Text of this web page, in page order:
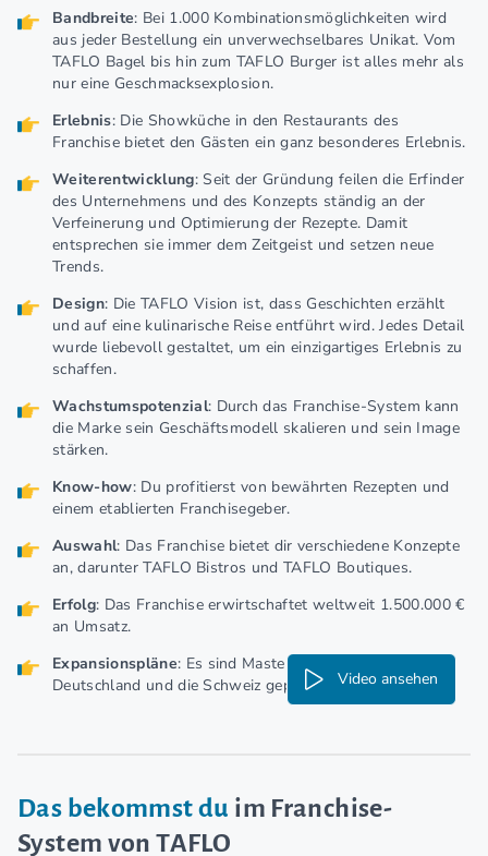
Bandbreite: Bei 1.000 Kombinationsmöglichkeiten wird
aus jeder Bestellung ein unverwechselbares Unikat. Vom
TAFLO Bagel bis hin zum TAFLO Burger ist alles mehr als
nur eine Geschmacksexplosion.
Erlebnis: Die Showküche in den Restaurants des
Franchise bietet den Gästen ein ganz besonderes Erlebnis.
Weiterentwicklung: Seit der Gründung feilen die Erfinder
des Unternehmens und des Konzepts ständig an der
Verfeinerung und Optimierung der Rezepte. Damit
entsprechen sie immer dem Zeitgeist und setzen neue
Trends.
Design: Die TAFLO Vision ist, dass Geschichten erzählt
und auf eine kulinarische Reise entführt wird. Jedes Detail
wurde liebevoll gestaltet, um ein einzigartiges Erlebnis zu
schaffen.
Wachstumspotenzial: Durch das Franchise-System kann
die Marke sein Geschäftsmodell skalieren und sein Image
stärken.
Know-how: Du profitierst von bewährten Rezepten und
einem etablierten Franchisegeber.
Auswahl: Das Franchise bietet dir verschiedene Konzepte
an, darunter TAFLO Bistros und TAFLO Boutiques.
Erfolg: Das Franchise erwirtschaftet weltweit 1.500.000 €
an Umsatz.
Expansionspläne: Es sind Masterlizenzen für Österreich,
Deutschland und die Schweiz geplant.
Video ansehen
Das bekommst du im Franchise-
System von TAFLO